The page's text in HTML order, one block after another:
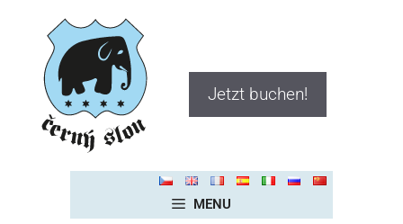
Jetzt buchen!
MENU